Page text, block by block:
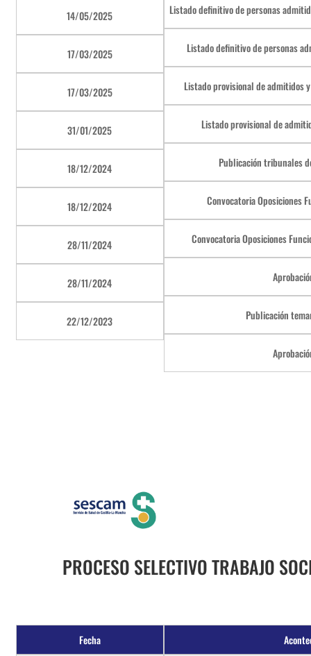
14/05/2025
17/03/2025
17/03/2025
31/01/2025
18/12/2024
18/12/2024
28/11/2024
28/11/2024
22/12/2023
Listado definitivo de personas
Listado definitivo de personas
Listado provisional de admitidos
Listado provisional de
Publicación tribunales
Convocatoria Oposiciones
Convocatoria Oposiciones
Publicación
PROCESO SELECTIVO TRABAJO
Fecha